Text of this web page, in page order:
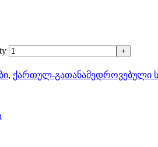
, ქართულ-გათანამედროვებული